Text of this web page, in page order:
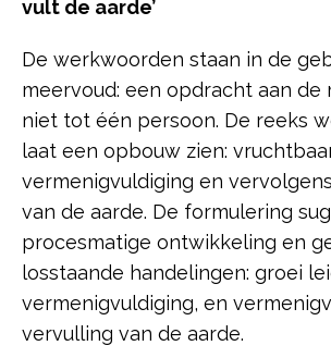
vult de aarde’
De werkwoorden staan in de
meervoud: een opdracht aan de
niet tot één persoon. De reeks
laat een opbouw zien:
vermenigvuldiging en
van de aarde. De formulering
procesmatige ontwikkeling en
losstaande handelingen: groei
vermenigvuldiging, en
vervulling van de aarde.